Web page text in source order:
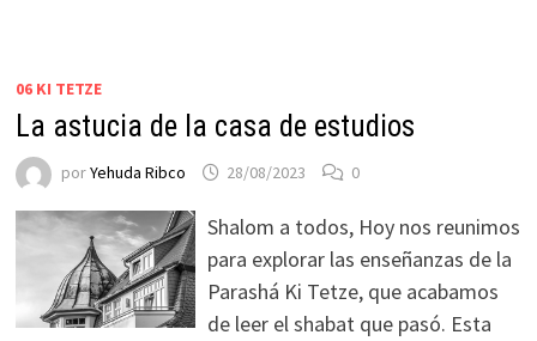
06 KI TETZE
La astucia de la casa de estudios
porYehuda Ribco 28/08/2023 0
Shalom a todos, Hoy nos reunimos
para explorar las enseñanzas de la
Parashá Ki Tetze, que acabamos
de leer el shabat que pasó. Esta